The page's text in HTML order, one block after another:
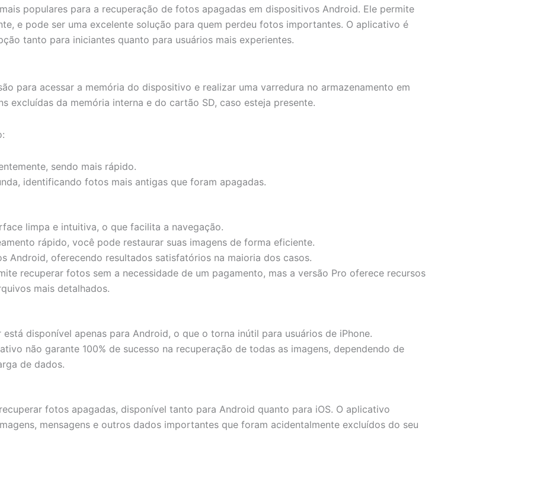
populares para a recuperação de fotos apagadas em dispositivos Android. Ele permite
e pode ser uma excelente solução para quem perdeu fotos importantes. O aplicativo é
tanto para iniciantes quanto para usuários mais experientes.
para acessar a memória do dispositivo e realizar uma varredura no armazenamento em
excluídas da memória interna e do cartão SD, caso esteja presente.
sendo mais rápido.
identificando fotos mais antigas que foram apagadas.
limpa e intuitiva, o que facilita a navegação.
rápido, você pode restaurar suas imagens de forma eficiente.
Android, oferecendo resultados satisfatórios na maioria dos casos.
recuperar fotos sem a necessidade de um pagamento, mas a versão Pro oferece recursos
mais detalhados.
disponível apenas para Android, o que o torna inútil para usuários de iPhone.
não garante 100% de sucesso na recuperação de todas as imagens, dependendo de
de dados.
fotos apagadas, disponível tanto para Android quanto para iOS. O aplicativo
mensagens e outros dados importantes que foram acidentalmente excluídos do seu